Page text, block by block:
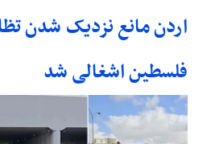
اردن مانع نزدیک شدن
فلسطین اشغالی شد